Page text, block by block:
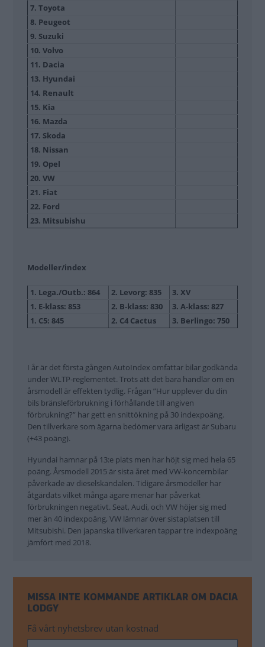
7. Toyota
8. Peugeot
9. Suzuki
10. Volvo
11. Dacia
13. Hyundai
14. Renault
15. Kia
16. Mazda
17. Skoda
18. Nissan
19. Opel
20. VW
21. Fiat
22. Ford
23. Mitsubishu
Modeller/index
1. Lega./Outb.: 864 2. Levorg: 835
3. XV
1. E-klass: 853
2. B-klass: 830
3. A-klass: 827
1. C5: 845
2. C4 Cactus 3. Berlingo: 750
I år är det första gången AutoIndex omfattar bilar godkända
under WLTP-reglementet. Trots att det bara handlar om en
årsmodell är effekten tydlig. Frågan ”Hur upplever du din
bils bränsleförbrukning i förhållande till angiven
förbrukning?” har gett en snittökning på 30 indexpoäng.
Den tillverkare som ägarna bedömer vara ärligast är Subaru
(+43 poäng).
Hyundai hamnar på 13:e plats men har höjt sig med hela 65
poäng. Årsmodell 2015 är sista året med VW-koncernbilar
påverkade av dieselskandalen. Tidigare årsmodeller har
åtgärdats vilket många ägare menar har påverkat
förbrukningen negativt. Seat, Audi, och VW höjer sig med
mer än 40 indexpoäng, VW lämnar över sistaplatsen till
Mitsubishi. Den japanska tillverkaren tappar tre indexpoäng
jämfört med 2018.
MISSA INTE KOMMANDE ARTIKLAR OM DACIA
LODGY
Få vårt nyhetsbrev utan kostnad